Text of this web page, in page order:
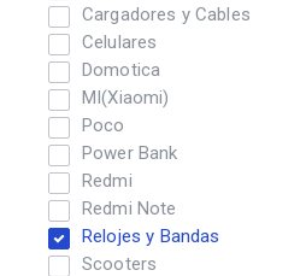
Cargadores y Cables
Celulares
Domotica
MI(Xiaomi)
Poco
Power Bank
Redmi
Redmi Note
Relojes y Bandas
Scooters